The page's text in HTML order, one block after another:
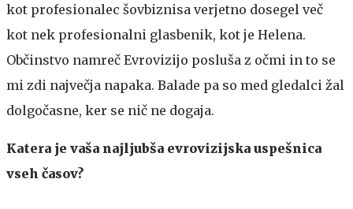
kot profesionalec šovbiznisa verjetno dosegel več
kot nek profesionalni glasbenik, kot je Helena.
Občinstvo namreč Evrovizijo posluša z očmi in to se
mi zdi največja napaka. Balade pa so med gledalci žal
dolgočasne, ker se nič ne dogaja.
Katera je vaša najljubša evrovizijska uspešnica
vseh časov?